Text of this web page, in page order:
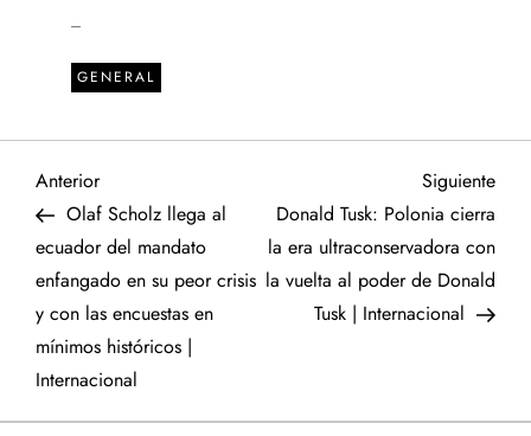
GENERAL
N
a
v
e
g
Entrada
anterior
Anterior
Olaf Scholz llega al
ecuador del mandato
enfangado en su peor crisis
y con las encuestas en
mínimos históricos |
Internacional
Siguiente
Donald Tusk: Polonia cierra
la era ultraconservadora con
la vuelta al poder de Donald
Tusk | Internacional